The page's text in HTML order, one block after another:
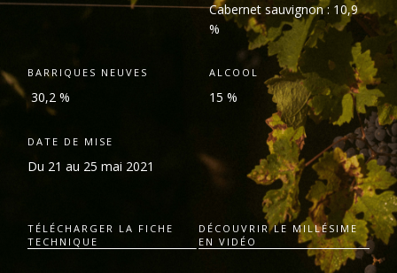
Cabernet sauvignon : 10,9
%
BARRIQUES NEUVES
30,2 %
ALCOOL
15 %
DATE DE MISE
Du 21 au 25 mai 2021
TÉLÉCHARGER LA FICHE
TECHNIQUE
DÉCOUVRIR LE MILLÉSIME
EN VIDÉO